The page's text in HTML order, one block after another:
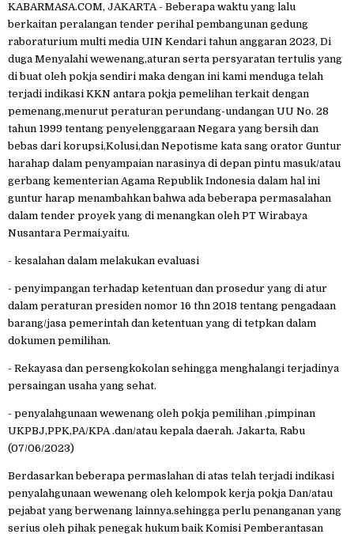
KABARMASA.COM, JAKARTA - Beberapa waktu yang lalu
berkaitan peralangan tender perihal pembangunan gedung
raboraturium multi media UIN Kendari tahun anggaran 2023, Di
duga Menyalahi wewenang,aturan serta persyaratan tertulis yang
di buat oleh pokja sendiri maka dengan ini kami menduga telah
terjadi indikasi KKN antara pokja pemelihan terkait dengan
pemenang,menurut peraturan perundang-undangan UU No. 28
tahun 1999 tentang penyelenggaraan Negara yang bersih dan
bebas dari korupsi,Kolusi,dan Nepotisme kata sang orator Guntur
harahap dalam penyampaian narasinya di depan pintu masuk/atau
gerbang kementerian Agama Republik Indonesia dalam hal ini
guntur harap menambahkan bahwa ada beberapa permasalahan
dalam tender proyek yang di menangkan oleh PT Wirabaya
Nusantara Permai.yaitu.
- kesalahan dalam melakukan evaluasi
- penyimpangan terhadap ketentuan dan prosedur yang di atur
dalam peraturan presiden nomor 16 thn 2018 tentang pengadaan
barang/jasa pemerintah dan ketentuan yang di tetpkan dalam
dokumen pemilihan.
- Rekayasa dan persengkokolan sehingga menghalangi terjadinya
persaingan usaha yang sehat.
- penyalahgunaan wewenang oleh pokja pemilihan ,pimpinan
UKPBJ,PPK,PA/KPA .dan/atau kepala daerah. Jakarta, Rabu
(07/06/2023)
Berdasarkan beberapa permaslahan di atas telah terjadi indikasi
penyalahgunaan wewenang oleh kelompok kerja pokja Dan/atau
pejabat yang berwenang lainnya.sehingga perlu penanganan yang
serius oleh pihak penegak hukum baik Komisi Pemberantasan